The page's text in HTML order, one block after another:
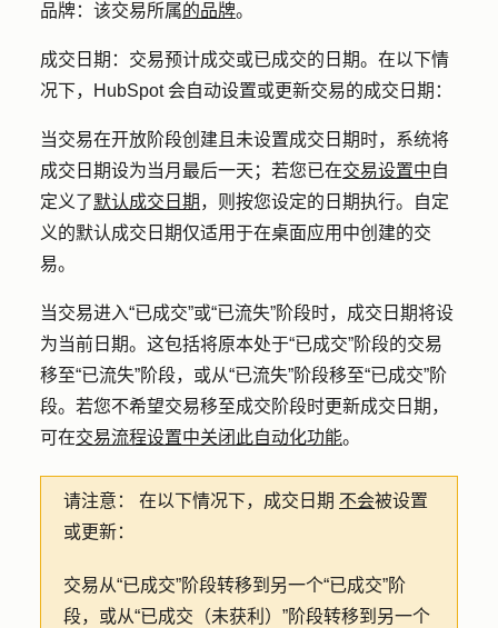
品牌：该交易所属的品牌。
成交日期： 交易预计成交或已成交的日期。在以下情
况下，HubSpot 会自动设置或更新交易的成交日期：
当交易在开放阶段创建且未设置成交日期时，系统将
成交日期设为当月最后一天；若您已在交易设置中自
定义了默认成交日期 ，则按您设定的日期执行。自定
义的默认成交日期仅适用于在桌面应用中创建的交
易。
当交易进入“已成交”或“已流失”阶段时，成交日期将设
为当前日期。这包括将原本处于“已成交”阶段的交易
移至“已流失”阶段，或从“已流失”阶段移至“已成交”阶
段。若您不希望交易移至成交阶段时更新成交日期，
可在交易流程设置中关闭此自动化功能。
请注意： 在以下情况下，成交 日期 不会被设置
或更新：
交易从“已成交”阶段转移到另一个“已成交”阶
段，或从“已成交（未获利）”阶段转移到另一个